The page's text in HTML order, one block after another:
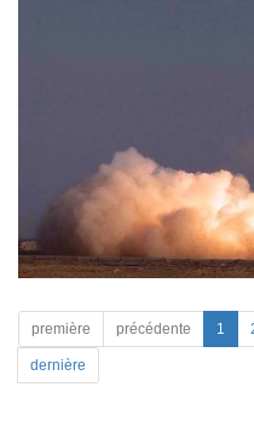
première précédente 1
dernière